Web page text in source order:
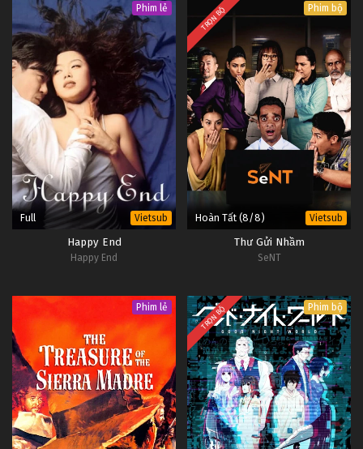
Phim lẻ
Full Vietsub
Happy End
Happy End
TRỌN BỘ Phim bộ
Hoàn Tất (8/8) Vietsub
Thư Gửi Nhầm
SeNT
Phim lẻ TRỌN BỘ Phim bộ